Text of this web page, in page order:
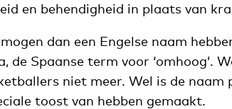
en behendigheid in plaats van
dan een Engelse naam
Spaanse term voor ‘omhoog’.
niet meer. Wel is de naam
toost van hebben gemaakt.